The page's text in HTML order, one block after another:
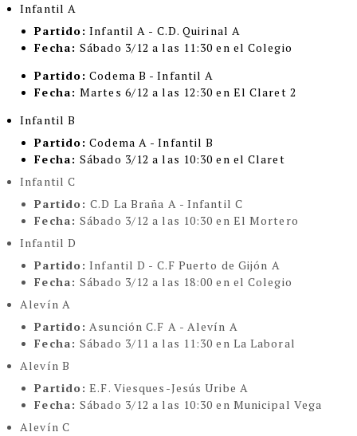
Infantil A
Partido: Infantil A - C.D. Quirinal A
Fecha:Sábado 3/12 a las 11:30 en el Colegio
Partido: Codema B - Infantil A
Fecha:Martes 6/12 a las 12:30 en El Claret 2
Infantil B
Partido: Codema A - Infantil B
Fecha:Sábado 3/12 a las 10:30 en el Claret
Infantil C
Partido:C.D La Braña A - Infantil C
Fecha:Sábado 3/12 a las 10:30 en El Mortero
Infantil D
Partido: Infantil D - C.F Puerto de Gijón A
Fecha:Sábado 3/12 a las 18:00 en el Colegio
Alevín A
Partido: Asunción C.F A - Alevín A
Fecha:Sábado 3/11 a las 11:30 en La Laboral
Alevín B
Partido: E.F. Viesques-Jesús Uribe A
Fecha:Sábado 3/12 a las 10:30 en Municipal Vega
Alevín C